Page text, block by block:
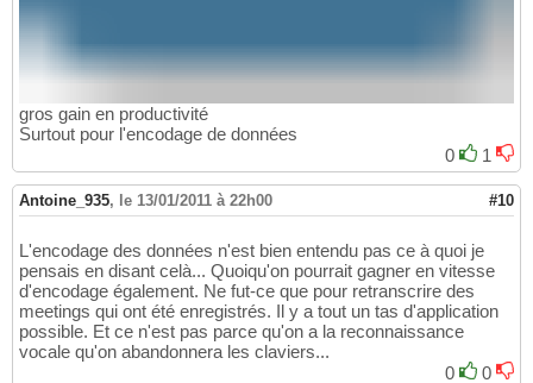
gros gain en productivité
Surtout pour l'encodage de données
0
1
Antoine_935, le 13/01/2011 à 22h00 #10
L'encodage des données n'est bien entendu pas ce à quoi je
pensais en disant celà... Quoiqu'on pourrait gagner en vitesse
d'encodage également. Ne fut-ce que pour retranscrire des
meetings qui ont été enregistrés. Il y a tout un tas d'application
possible. Et ce n'est pas parce qu'on a la reconnaissance
vocale qu'on abandonnera les claviers...
0
0